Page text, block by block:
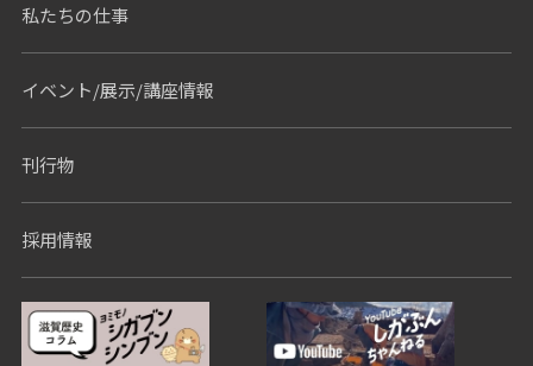
私たちの仕事
イベント/展示/講座情報
刊行物
採用情報